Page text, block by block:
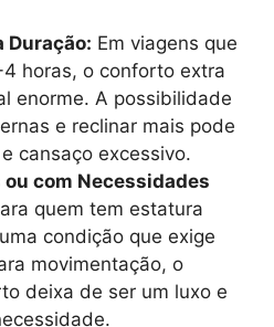
Duração: Em viagens que
horas, o conforto extra
enorme. A possibilidade
e reclinar mais pode
cansaço excessivo.
com Necessidades
quem tem estatura
condição que exige
movimentação, o
deixa de ser um luxo e